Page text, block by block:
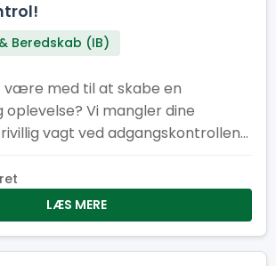
Beredskab (IB)
være med til at skabe en
Vi mangler dine
vagt ved adgangskontrollen
LÆS MERE